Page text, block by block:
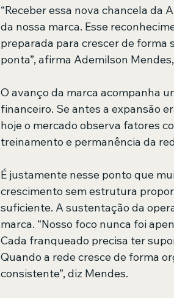
“Receber essa nova chancela da
da nossa marca. Esse
preparada para crescer de forma
ponta”, afirma Ademilson
O avanço da marca acompanha
financeiro. Se antes a expansão
hoje o mercado observa fatores
treinamento e permanência da
É justamente nesse ponto que
crescimento sem estrutura
suficiente. A sustentação da
marca. “Nosso foco nunca foi
Cada franqueado precisa ter
Quando a rede cresce de forma
consistente”, diz Mendes.